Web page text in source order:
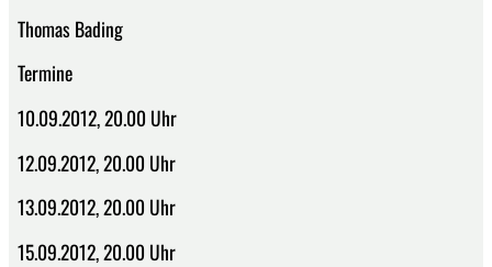
Thomas Bading
Termine
10.09.2012, 20.00 Uhr
12.09.2012, 20.00 Uhr
13.09.2012, 20.00 Uhr
15.09.2012, 20.00 Uhr